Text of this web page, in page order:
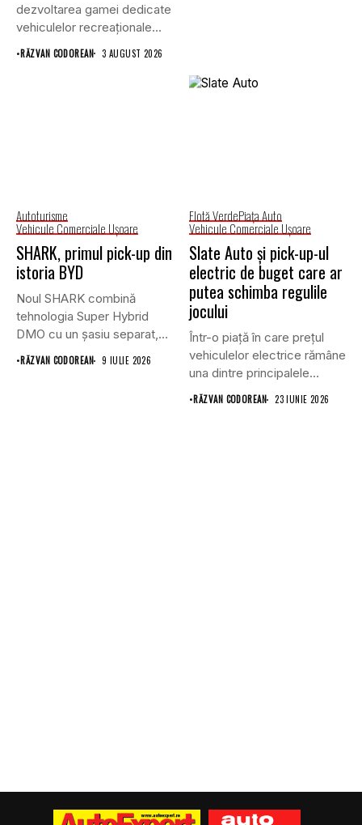
dezvoltarea gamei dedicate
vehiculelor recreaționale
prin lansarea unei versiuni
actualizate...
•RĂZVAN CODOREAN 3 AUGUST 2026
Autoturisme
Vehicule Comerciale Uşoare
SHARK, primul pick-up din
istoria BYD
Noul SHARK combină
tehnologia Super Hybrid
DMO cu un șasiu separat,
tracțiune...
•RĂZVAN CODOREAN 9 IULIE 2026
Flotă VerdePiaţa Auto
Vehicule Comerciale Uşoare
Slate Auto și pick-up-ul
electric de buget care ar
putea schimba regulile
jocului
Într-o piață în care prețul
vehiculelor electrice rămâne
una dintre principalele
bariere...
•RĂZVAN CODOREAN 23 IUNIE 2026